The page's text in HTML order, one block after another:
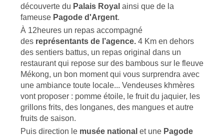
découverte du Palais Royal ainsi que de la
fameuse Pagode d'Argent.
À 12heures un repas accompagné
des représentants de l’agence.4 Km en dehors
des sentiers battus, un repas original dans un
restaurant qui repose sur des bambous sur le fleuve
Mékong, un bon moment qui vous surprendra avec
une ambiance toute locale... Vendeuses khmères
vont proposer : pomme étoile, le fruit du jaquier, les
grillons frits, des longanes, des mangues et autre
fruits de saison.
Puis direction le musée national et une Pagode